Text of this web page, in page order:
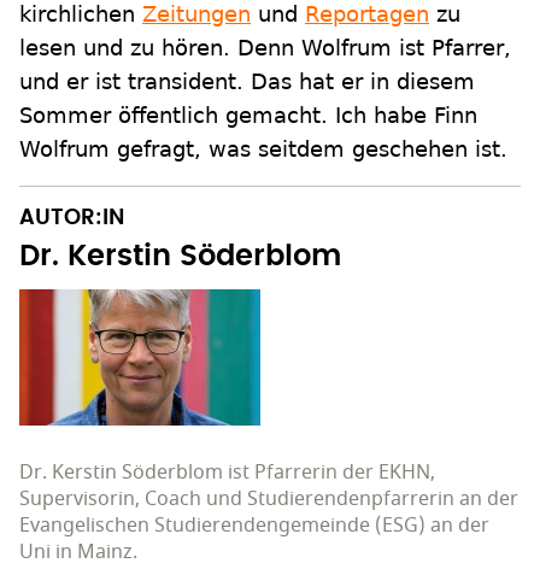
kirchlichen Zeitungen und Reportagen zu
lesen und zu hören. Denn Wolfrum ist Pfarrer,
und er ist transident. Das hat er in diesem
Sommer öffentlich gemacht. Ich habe Finn
Wolfrum gefragt, was seitdem geschehen ist.
AUTOR:IN
Dr. Kerstin Söderblom
Dr. Kerstin Söderblom ist Pfarrerin der EKHN,
Supervisorin, Coach und Studierendenpfarrerin an der
Evangelischen Studierendengemeinde (ESG) an der
Uni in Mainz.